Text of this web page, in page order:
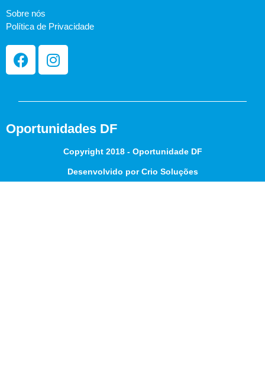
Sobre nós
Política de Privacidade
Oportunidades DF
Copyright 2018 - Oportunidade DF
Desenvolvido por Crio Soluções